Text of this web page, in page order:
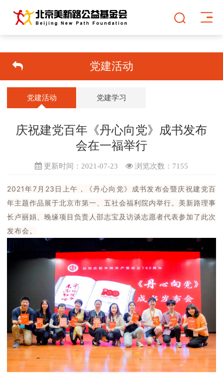
党建活动
党建活动 党建学习
庆祝建党百年《丹心向党》成书发布
会在一福举行
更新时间：2021-07-23 浏览次数： 7155
2021年7月23日上午，《丹心向党》成书发布会暨庆祝建党百
年主题作品展于北京市第一、五社会福利院内举行。美新路理事
长卢丽娟、晚缘项目负责人邵志宝及访谈志愿者代表参加了此次
发布会。